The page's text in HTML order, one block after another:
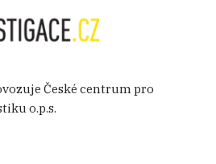
České centrum pro
o.p.s.